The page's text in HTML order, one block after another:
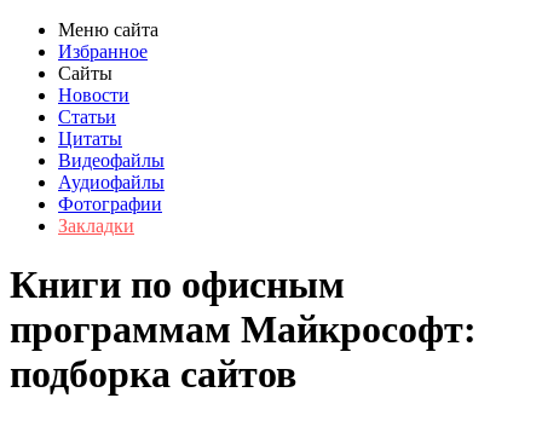
Меню сайта
Избранное
Сайты
Новости
Статьи
Цитаты
Видеофайлы
Аудиофайлы
Фотографии
Закладки
Книги по офисным
программам Майкрософт:
подборка сайтов